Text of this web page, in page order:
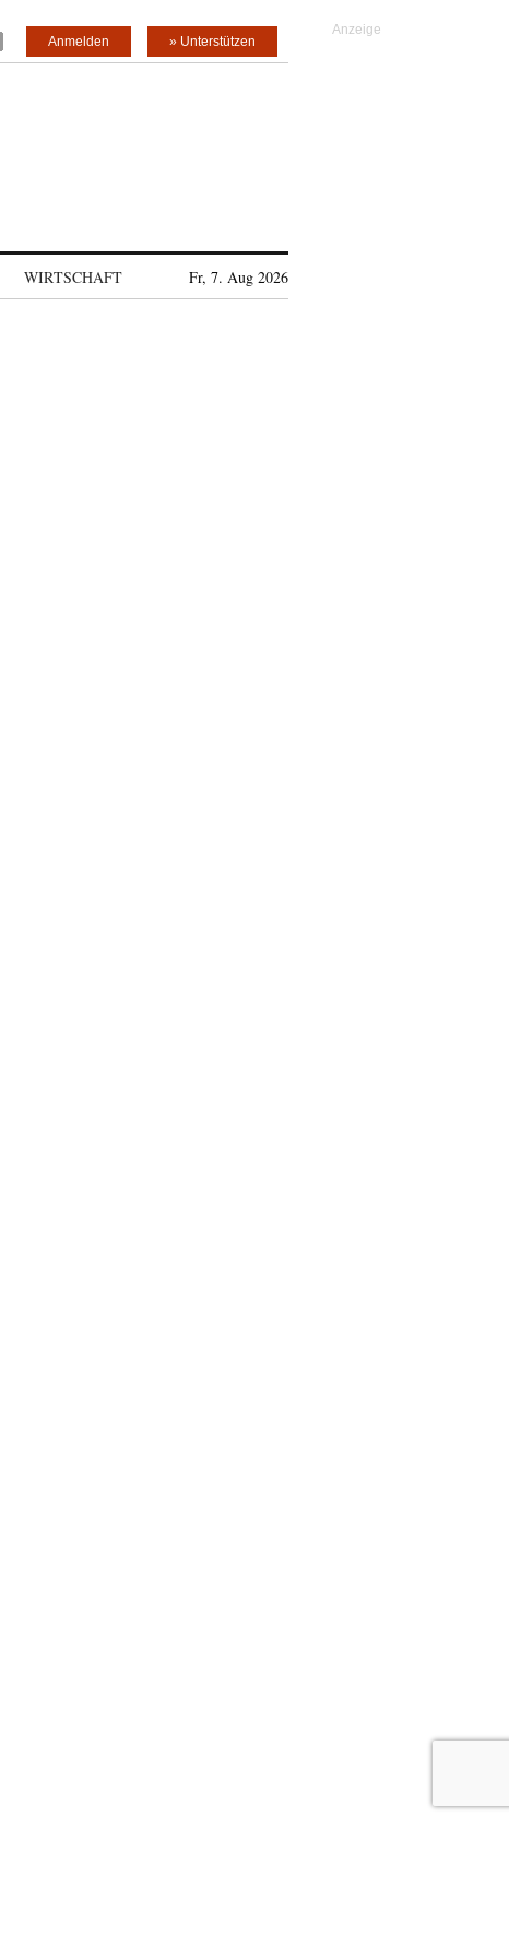
» Unterstützen
Anmelden
WIRTSCHAFT Fr, 7. Aug 2026